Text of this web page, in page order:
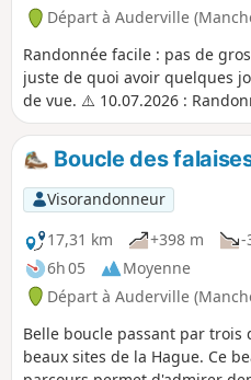
Départ à Auderville
Randonnée facile : pas de
juste de quoi avoir quelques
de vue. ⚠️ 10.07.2026 :
modifiée pour éviter le cordon
situé entre le blockhaus de
Croix du Vendémiaire qui est
sensible, et fortement
d'avril à juillet.
Boucle des
Visorandonneur
17,31 km
+398 m
-
6h 05
Moyenne
Départ à Auderville
Belle boucle passant par trois
beaux sites de la Hague. Ce